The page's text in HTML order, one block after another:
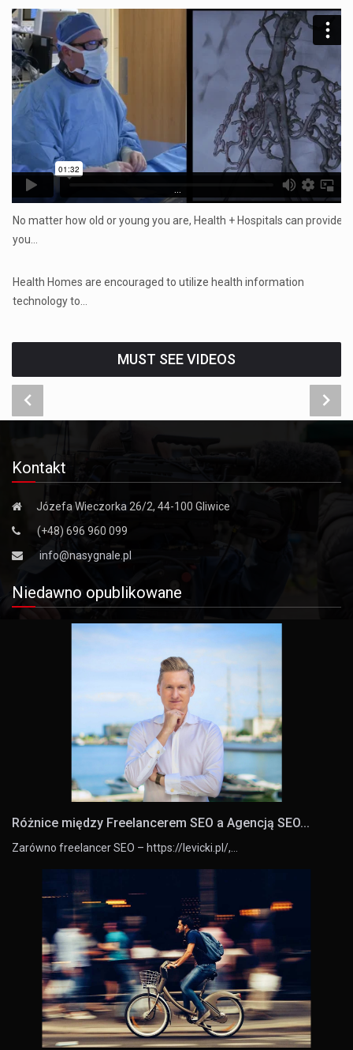
...
No matter how old or young you are, Health + Hospitals can provide
you…
Health Homes are encouraged to utilize health information
technology to…
MUST SEE VIDEOS
Kontakt
Józefa Wieczorka 26/2, 44-100 Gliwice
(+48) 696 960 099
info@nasygnale.pl
Niedawno opublikowane
Różnice między Freelancerem SEO a Agencją SEO...
Zarówno freelancer SEO – https://levicki.pl/,…